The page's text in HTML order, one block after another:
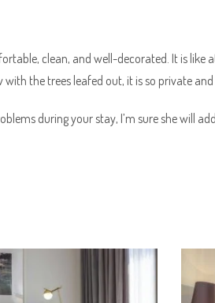
clean, and well-decorated. It is like
the trees leafed out, it is so private
during your stay, I’m sure she will